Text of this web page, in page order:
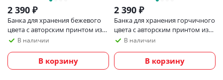
2 390 ₽
Банка для хранения бежевого
цвета с авторским принтом из
коллекции freak fruit, 1,25л
В наличии
В корзину
2 390 ₽
Банка для хранения горчичного
цвета с авторским принтом из
коллекции freak fruit, 1,25л
В наличии
В корзину